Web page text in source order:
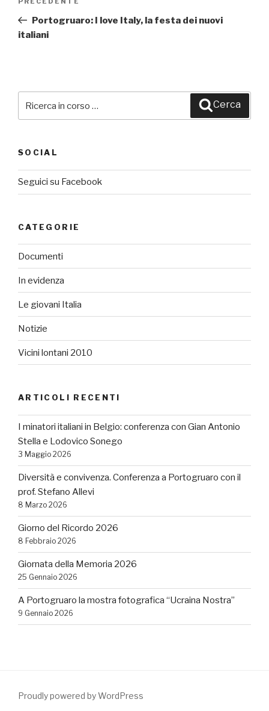
Articolo
precedente:
Portogruaro: I love Italy, la festa dei nuovi
italiani
Cerca
SOCIAL
Seguici su Facebook
CATEGORIE
Documenti
In evidenza
Le giovani Italia
Notizie
Vicini lontani 2010
ARTICOLI RECENTI
I minatori italiani in Belgio: conferenza con Gian Antonio
Stella e Lodovico Sonego
3 Maggio 2026
Diversità e convivenza. Conferenza a Portogruaro con il
prof. Stefano Allevi
8 Marzo 2026
Giorno del Ricordo 2026
8 Febbraio 2026
Giornata della Memoria 2026
25 Gennaio 2026
A Portogruaro la mostra fotografica “Ucraina Nostra”
9 Gennaio 2026
Proudly powered by WordPress